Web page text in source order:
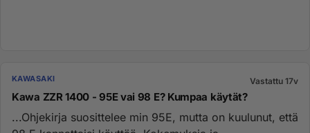
KAWASAKI Vastattu 17v
Kawa ZZR 1400 - 95E vai 98 E? Kumpaa käytät?
...Ohjekirja suosittelee min 95E, mutta on kuulunut, että